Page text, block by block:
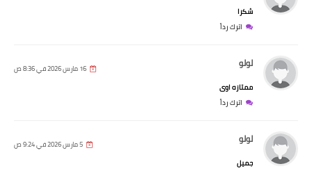
شكرا
اترك رداً
لولو 16 مارس 2026 في 8:36 ص
ممتازه اوى
اترك رداً
لولو 5 مارس 2026 في 9:24 ص
جميل